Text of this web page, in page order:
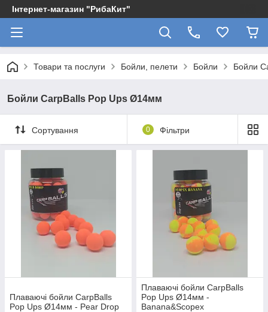
Інтернет-магазин "РибаКит"
Товари та послуги Бойли, пелети Бойли Бойли
Бойли CarpBalls Pop Ups Ø14мм
Сортування 0 Фільтри
Плаваючі бойли CarpBalls
Pop Ups Ø14мм - Pear Drop
Плаваючі бойли CarpBalls
Pop Ups Ø14мм -
Banana&Scopex